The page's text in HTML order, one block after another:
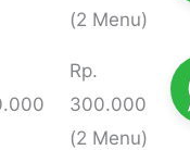
(2 Menu)
Rp.
300.000
(2 Menu)